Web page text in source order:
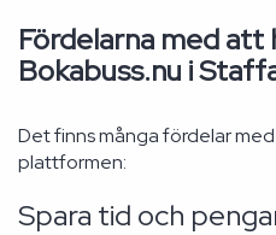
Fördelarna med att
Bokabuss.nu i
Det finns många fördelar
plattformen:
Spara tid och